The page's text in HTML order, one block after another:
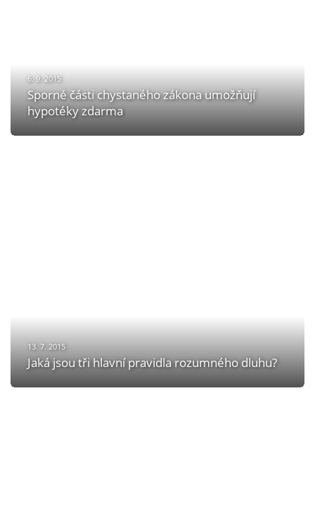
6. 9. 2015
Sporné části chystaného zákona umožňují
hypotéky zdarma
13. 7. 2015
Jaká jsou tři hlavní pravidla rozumného dluhu?